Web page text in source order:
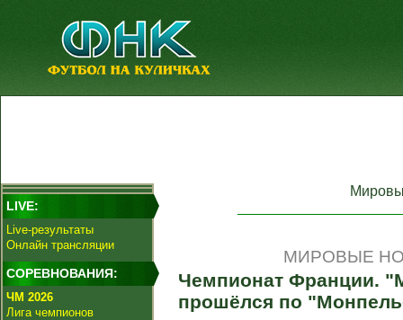
LIVE:
Live-результаты
Онлайн трансляции
СОРЕВНОВАНИЯ:
ЧМ 2026
Лига чемпионов
МИРОВЫЕ
Чемпионат Франции.
прошёлся по